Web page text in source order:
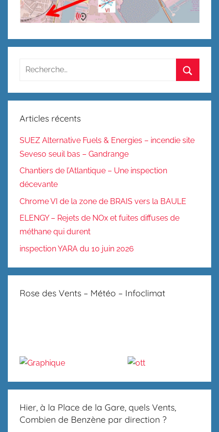
Recherche
:
Articles récents
SUEZ Alternative Fuels & Energies – incendie site
Seveso seuil bas – Gandrange
Chantiers de l’Atlantique – Une inspection
décevante
Chrome VI de la zone de BRAIS vers la BAULE
ELENGY – Rejets de NOx et fuites diffuses de
méthane qui durent
inspection YARA du 10 juin 2026
Rose des Vents – Météo – Infoclimat
Hier, à la Place de la Gare, quels Vents,
Combien de Benzène par direction ?